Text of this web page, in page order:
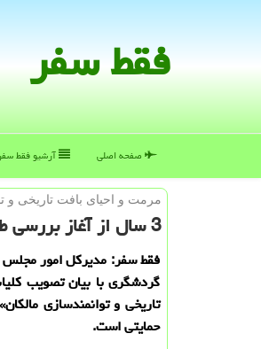
فقط سفر
صفحه اصلی آرشیو فقط سفر
مرمت و احیای بافت تاریخی و
3 سال از آغاز بررسی طرحی میراثی در مجلس می گذرد اما
فقط سفر: مدیركل امور
گردشگری با بیان تصویب
تاریخی و توانمندسازی
حمایتی است.